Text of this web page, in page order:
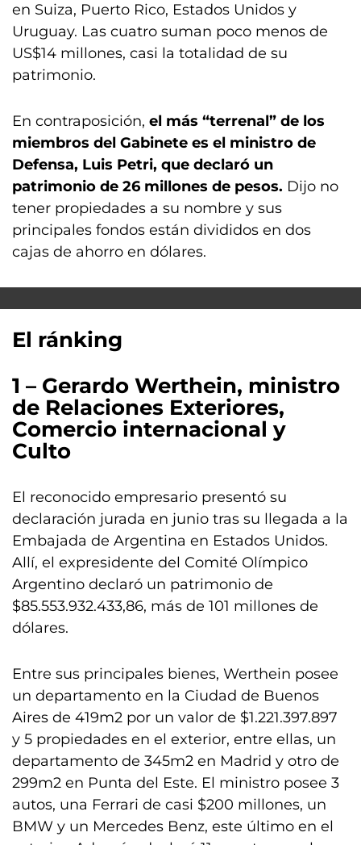
en Suiza, Puerto Rico, Estados Unidos y
Uruguay. Las cuatro suman poco menos de
US$14 millones, casi la totalidad de su
patrimonio.
En contraposición, el más “terrenal” de los
miembros del Gabinete es el ministro de
Defensa, Luis Petri, que declaró un
patrimonio de 26 millones de pesos. Dijo no
tener propiedades a su nombre y sus
principales fondos están divididos en dos
cajas de ahorro en dólares.
El ránking
1 – Gerardo Werthein, ministro
de Relaciones Exteriores,
Comercio internacional y
Culto
El reconocido empresario presentó su
declaración jurada en junio tras su llegada a la
Embajada de Argentina en Estados Unidos.
Allí, el expresidente del Comité Olímpico
Argentino declaró un patrimonio de
$85.553.932.433,86, más de 101 millones de
dólares.
Entre sus principales bienes, Werthein posee
un departamento en la Ciudad de Buenos
Aires de 419m2 por un valor de $1.221.397.897
y 5 propiedades en el exterior, entre ellas, un
departamento de 345m2 en Madrid y otro de
299m2 en Punta del Este. El ministro posee 3
autos, una Ferrari de casi $200 millones, un
BMW y un Mercedes Benz, este último en el